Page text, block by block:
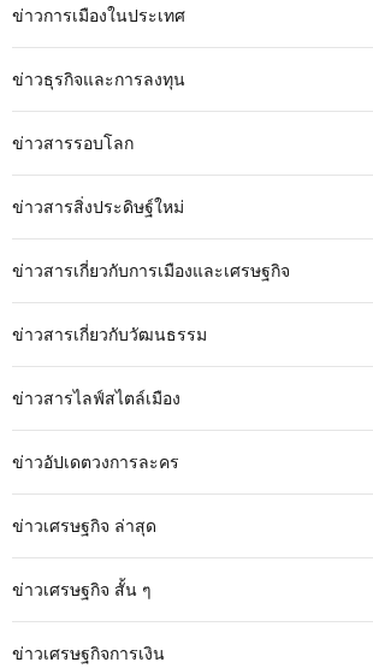
ข่าวการเมืองในประเทศ
ข่าวธุรกิจและการลงทุน
ข่าวสารรอบโลก
ข่าวสารสิ่งประดิษฐ์ใหม่
ข่าวสารเกี่ยวกับการเมืองและเศรษฐกิจ
ข่าวสารเกี่ยวกับวัฒนธรรม
ข่าวสารไลฟ์สไตล์เมือง
ข่าวอัปเดตวงการละคร
ข่าวเศรษฐกิจ ล่าสุด
ข่าวเศรษฐกิจ สั้น ๆ
ข่าวเศรษฐกิจการเงิน